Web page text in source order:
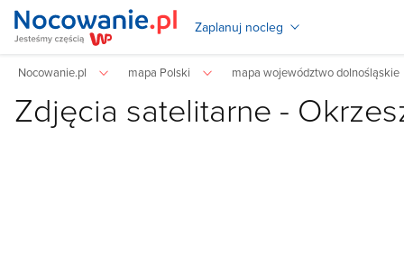
Zaplanuj nocleg
Nocowanie.pl mapa Polski mapa województwo dolnośląskie
Zdjęcia satelitarne -